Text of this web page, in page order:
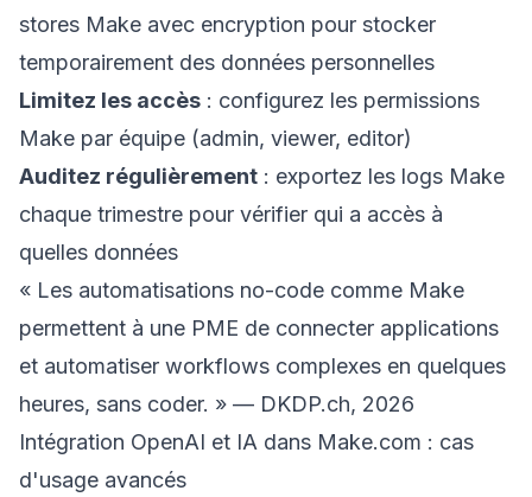
stores Make avec encryption pour stocker
temporairement des données personnelles
Limitez les accès : configurez les permissions
Make par équipe (admin, viewer, editor)
Auditez régulièrement : exportez les logs Make
chaque trimestre pour vérifier qui a accès à
quelles données
« Les automatisations no-code comme Make
permettent à une PME de connecter applications
et automatiser workflows complexes en quelques
heures, sans coder. » — DKDP.ch, 2026
Intégration OpenAI et IA dans Make.com : cas
d'usage avancés